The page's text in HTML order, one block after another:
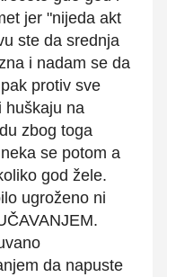
jer "nijeda akt
ste da srednja
i nadam se da
protiv sve
huškaju na
zbog toga
se potom a
god žele.
ugroženo ni
da napuste